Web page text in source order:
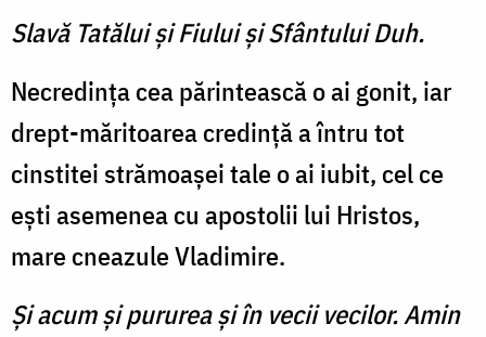
Slavă Tatălui şi Fiului şi Sfântului Duh.
Necredința cea părintească o ai gonit, iar
drept-măritoarea credință a întru tot
cinstitei strămoașei tale o ai iubit, cel ce
ești asemenea cu apostolii lui Hristos,
mare cneazule Vladimire.
Şi acum şi pururea şi în vecii vecilor. Amin